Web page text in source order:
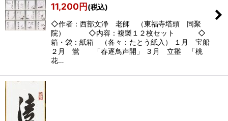
11,200円(税込)
◇作者：西部文浄 老師 （東福寺塔頭 同聚
院） ◇内容：複製１２枚セット ◇
箱・袋：紙箱 （各々：たとう紙入） １月 宝船
２月 鴬 「春逐鳥声開」 ３月 立雛 「桃
花…